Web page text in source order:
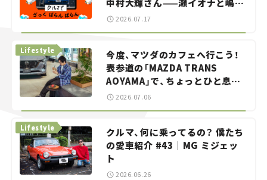
中村大輝さん——瀬イオナと嶋田
智之の「クルマでざっくばらんば
らん！」＃20
2026.07.17
今度、マツダのカフェへ行こう！
表参道の「MAZDA TRANS
AOYAMA」で、ちょっとひと息。
——連載｜CCGとクルマでどうす
Lifestyle
2026.07.06
クルマ、何に乗ってるの？ 僕たち
の愛車紹介 #43｜MG ミジェッ
ト
Lifestyle
2026.06.26